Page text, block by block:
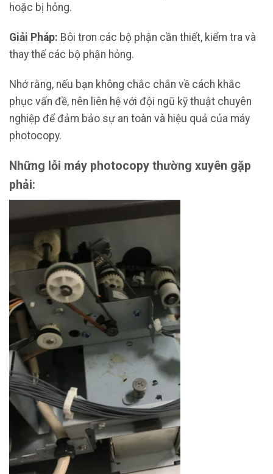
hoặc bị hỏng.
Giải Pháp: Bôi trơn các bộ phận cần thiết, kiểm tra và
thay thế các bộ phận hỏng.
Nhớ rằng, nếu bạn không chắc chắn về cách khắc
phục vấn đề, nên liên hệ với đội ngũ kỹ thuật chuyên
nghiệp để đảm bảo sự an toàn và hiệu quả của máy
photocopy.
Những lỗi máy photocopy thường xuyên gặp
phải: